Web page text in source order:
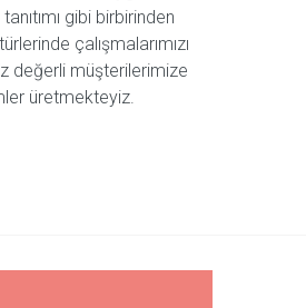
gibi birbirinden
çalışmalarımızı
değerli müşterilerimize
üretmekteyiz.